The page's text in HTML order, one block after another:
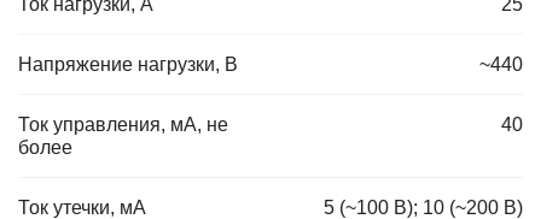
Напряжение нагрузки, В ~440
Ток управления, мА, не
более
40
Ток утечки, мА 5 (~100 В); 10 (~200 В)